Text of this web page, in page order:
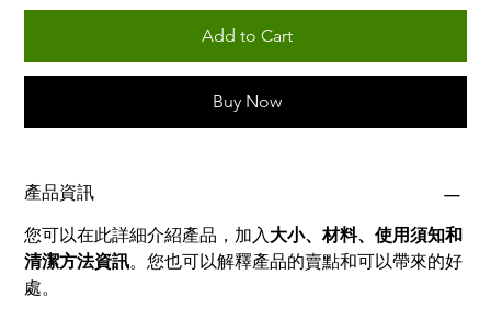
Add to Cart
Buy Now
產品資訊
您可以在此詳細介紹產品，加入大小、材料、使用須知和
清潔方法資訊。您也可以解釋產品的賣點和可以帶來的好
處。